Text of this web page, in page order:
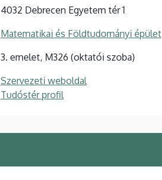
4032 Debrecen Egyetem tér 1
Matematikai és Földtudományi épület
3. emelet, M326 (oktatói szoba)
Szervezeti weboldal
Tudóstér profil